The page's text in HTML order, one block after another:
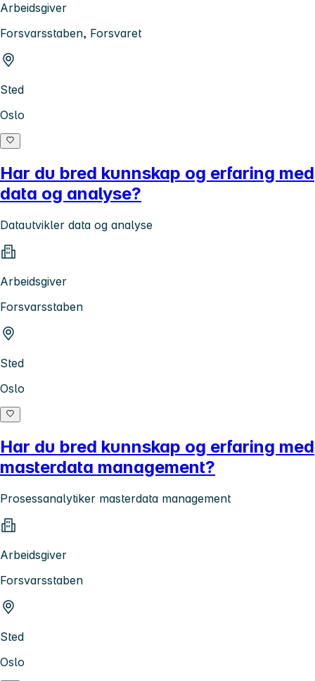
Arbeidsgiver
Forsvarsstaben, Forsvaret
Sted
Oslo
Har du bred kunnskap og erfaring med
data og analyse?
Datautvikler data og analyse
Arbeidsgiver
Forsvarsstaben
Sted
Oslo
Har du bred kunnskap og erfaring med
masterdata management?
Prosessanalytiker masterdata management
Arbeidsgiver
Forsvarsstaben
Sted
Oslo